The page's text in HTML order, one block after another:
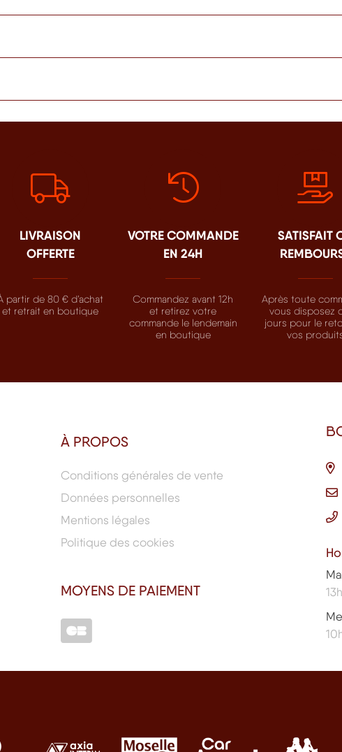
LIVRAISON
OFFERTE
partir de 80 € d’achat
et retrait en boutique
VOTRE COMMANDE
EN 24H
Commandez avant 12h
et retirez votre
commande le lendemain
en boutique
SATISFAIT
Après toute
vous disposez
jours pour le
vos
À PROPOS
Conditions générales de vente
Données personnelles
Mentions légales
Politique des cookies
MOYENS DE PAIEMENT